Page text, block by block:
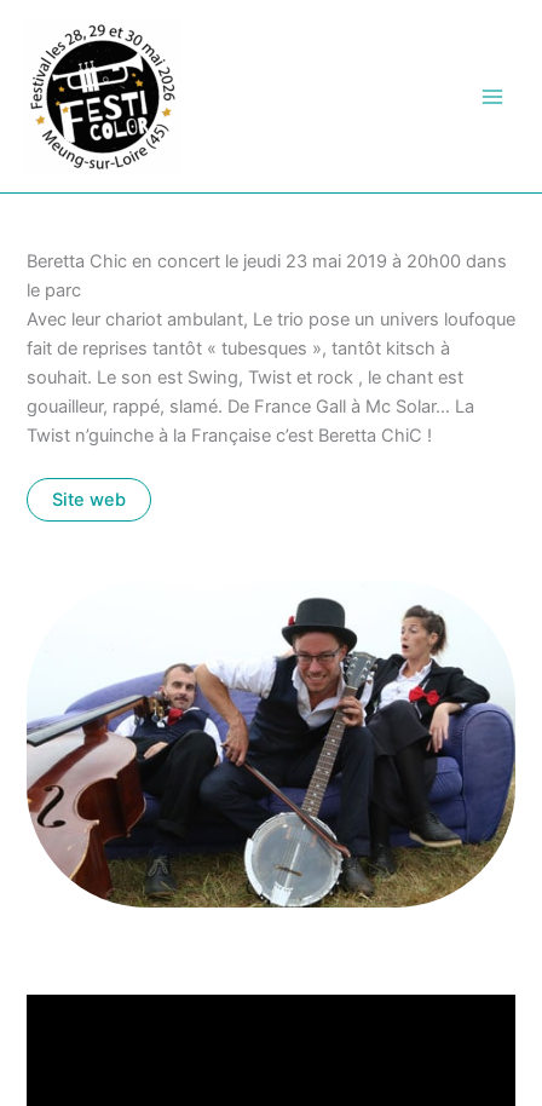
contenu
Beretta Chic en concert le jeudi 23 mai 2019 à 20h00 dans
le parc
Avec leur chariot ambulant, Le trio pose un univers loufoque
fait de reprises tantôt « tubesques », tantôt kitsch à
souhait. Le son est Swing, Twist et rock , le chant est
gouailleur, rappé, slamé. De France Gall à Mc Solar… La
Twist n’guinche à la Française c’est Beretta ChiC !
Site web